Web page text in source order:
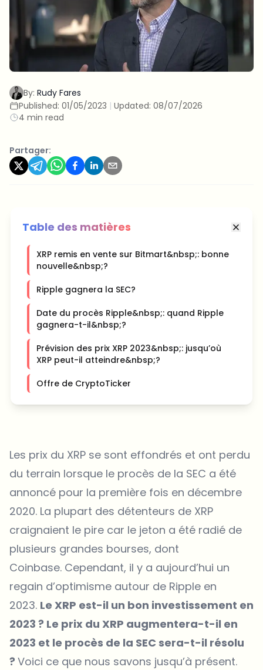
By: Rudy Fares
Published: 01/05/2023 | Updated: 08/07/2026
4 min read
Partager:
Table des matières
XRP remis en vente sur Bitmart&nbsp;: bonne
nouvelle&nbsp;?
Ripple gagnera la SEC?
Date du procès Ripple&nbsp;: quand Ripple
gagnera-t-il&nbsp;?
Prévision des prix XRP 2023&nbsp;: jusqu’où
XRP peut-il atteindre&nbsp;?
Offre de CryptoTicker
Les prix du XRP se sont effondrés et ont perdu
du terrain lorsque le procès de la SEC a été
annoncé pour la première fois en décembre
2020. La plupart des détenteurs de XRP
craignaient le pire car le jeton a été radié de
plusieurs grandes bourses, dont
Coinbase. Cependant, il y a aujourd’hui un
regain d’optimisme autour de Ripple en
2023. Le XRP est-il un bon investissement en
2023 ? Le prix du XRP augmentera-t-il en
2023 et le procès de la SEC sera-t-il résolu
? Voici ce que nous savons jusqu’à présent.